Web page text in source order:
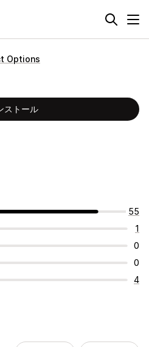
Options
ストール
55
1
0
0
4